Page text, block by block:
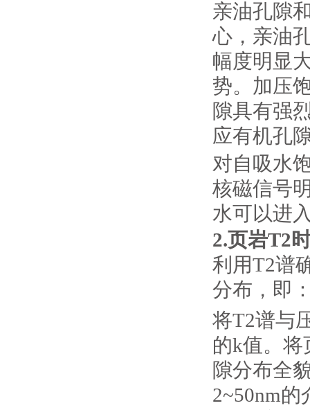
亲油孔隙
心，亲油
幅度明显
势。加压
隙具有强
应有机孔
对自吸水
核磁信号
水可以进
2.页岩T2
利用T2谱
分布，即
将T2谱与
的k值。将
隙分布全
2~50nm